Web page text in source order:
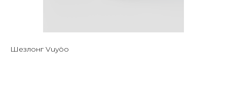
Шезлонг Vuyöo